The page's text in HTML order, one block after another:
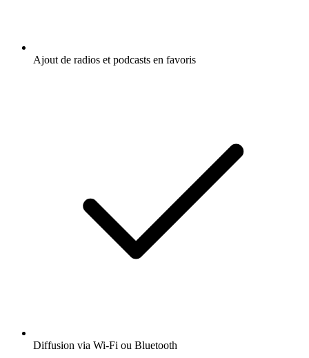
Ajout de radios et podcasts en favoris
Diffusion via Wi-Fi ou Bluetooth